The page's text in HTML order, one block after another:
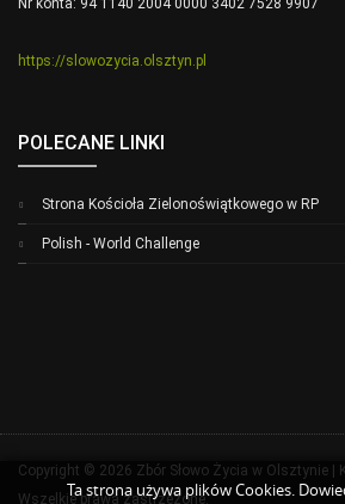
Nr konta: 94 1140 2004 0000 3402 7528 9907
https://slowozycia.olsztyn.pl
POLECANE LINKI
Strona Kościoła Zielonoświątkowego w RP
Polish - World Challenge
Copyright © 2026 Zbór Słowo Życia w Olsztynie |
Wszelkie prawa zastrzeżone.
Ta strona używa plików Cookies.